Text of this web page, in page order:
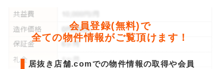
会員登録(無料)で
全ての物件情報がご覧頂けます！
居抜き店舗.comでの物件情報の取得や会員